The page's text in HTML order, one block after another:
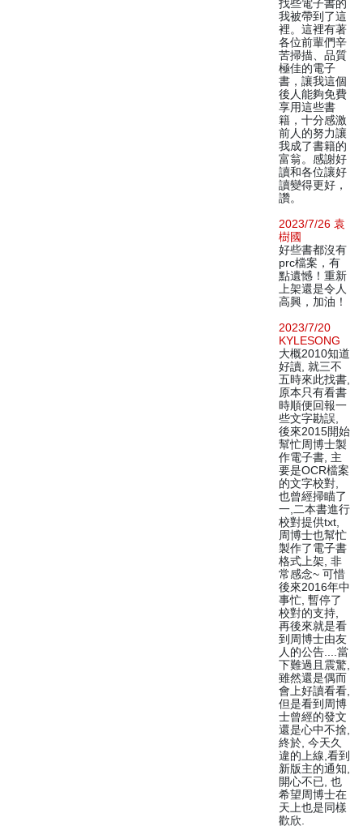
找些電子書的
我被帶到了這
裡。這裡有著
各位前輩們辛
苦掃描、品質
極佳的電子
書，讓我這個
後人能夠免費
享用這些書
籍，十分感激
前人的努力讓
我成了書籍的
富翁。感謝好
讀和各位讓好
讀變得更好，
讚。
2023/7/26 袁
樹國
好些書都沒有
prc檔案，有
點遺憾！重新
上架還是令人
高興，加油！
2023/7/20
KYLESONG
大概2010知道
好讀, 就三不
五時來此找書,
原本只有看書
時順便回報一
些文字勘誤,
後來2015開始
幫忙周博士製
作電子書, 主
要是OCR檔案
的文字校對,
也曾經掃瞄了
一,二本書進行
校對提供txt,
周博士也幫忙
製作了電子書
格式上架, 非
常感念~ 可惜
後來2016年中
事忙, 暫停了
校對的支持,
再後來就是看
到周博士由友
人的公告....當
下難過且震驚,
雖然還是偶而
會上好讀看看,
但是看到周博
士曾經的發文
還是心中不捨,
終於, 今天久
違的上線,看到
新版主的通知,
開心不已, 也
希望周博士在
天上也是同樣
歡欣.